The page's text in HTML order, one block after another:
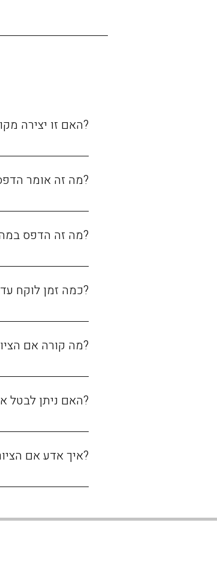
?האם זו יצירה
?מה זה אומר
הדפס אומנותי ברמה
?מה זה הדפס
כמות עותקים
?כמה זמן לוקח עד
?מה קורה אם
?האם ניתן לבטל
?איך אדע אם
חשוב לוודא מראש